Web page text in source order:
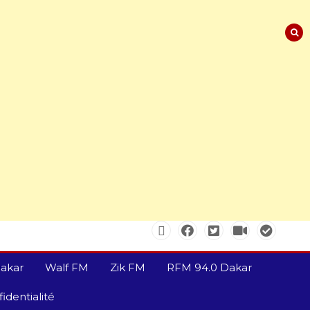
Walf FM Zik FM RFM 94.0 Dakar
Mousso.sn, une plateforme
pour mieux visibiliser les
réalités des femmes
4 min 192